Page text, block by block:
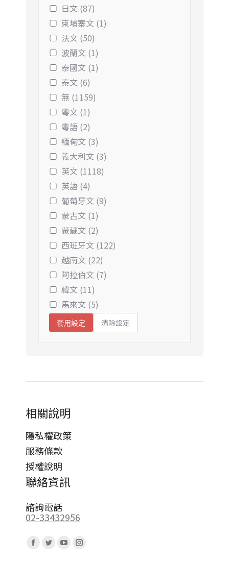
日文 (87)
柬埔寨文 (1)
法文 (50)
波蘭文 (1)
泰國文 (1)
泰文 (6)
無 (1159)
粵文 (1)
粵語 (2)
緬甸文 (3)
義大利文 (3)
英文 (1118)
英語 (4)
葡萄牙文 (9)
蒙古文 (1)
蒙藏文 (2)
西班牙文 (122)
越南文 (22)
阿拉伯文 (7)
韓文 (11)
馬來文 (5)
套用設定 清除設定
相關說明
隱私權政策
服務條款
授權說明
聯絡資訊
諮詢電話
02-33432956
Facebook
TwitterYouTubeInstagram